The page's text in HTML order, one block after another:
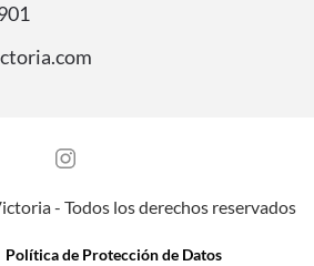
- Todos los derechos reservados
Política de Protección de Datos